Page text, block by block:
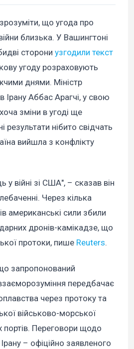
що угода про
близька. У Вашингтоні
сторони узгодили текст
угоду розраховують
днями. Міністр
Ірану Аббас Арагчі, у свою
зміни в угоді ще
результати нібито свідчать
вийшла з конфлікту
у війні зі США", – сказав він
Через кілька
американські сили збили
дронів-камікадзе, що
протоки, пише Reuters.
запропонований
передбачає
через протоку та
військово-морської
портів. Переговори щодо
– офіційно заявленого